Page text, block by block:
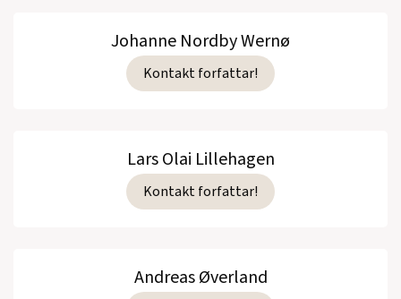
Johanne Nordby Wernø
Kontakt forfattar!
Lars Olai Lillehagen
Kontakt forfattar!
Andreas Øverland